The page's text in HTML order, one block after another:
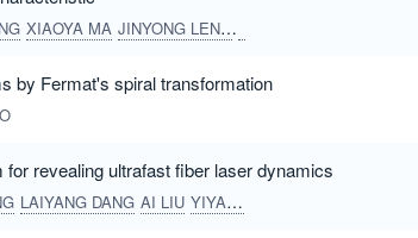
XIAOYA MA JINYONG LENG
by Fermat's spiral transformation
revealing ultrafast fiber laser dynamics
LAIYANG DANG AI LIU YIYANG LUO